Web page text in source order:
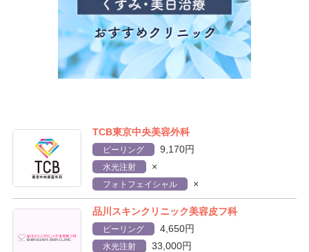
TCB東京中央美容外科
ピーリング 9,170円
水光注射 ×
フォトフェイシャル ×
品川スキンクリニック美容皮フ科
ピーリング 4,650円
水光注射 33,000円